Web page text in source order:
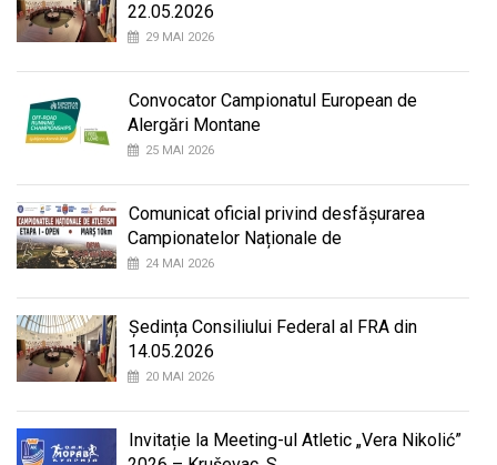
22.05.2026
29 MAI 2026
Convocator Campionatul European de
Alergări Montane
25 MAI 2026
Comunicat oficial privind desfășurarea
Campionatelor Naționale de
24 MAI 2026
Ședința Consiliului Federal al FRA din
14.05.2026
20 MAI 2026
Invitație la Meeting-ul Atletic „Vera Nikolić”